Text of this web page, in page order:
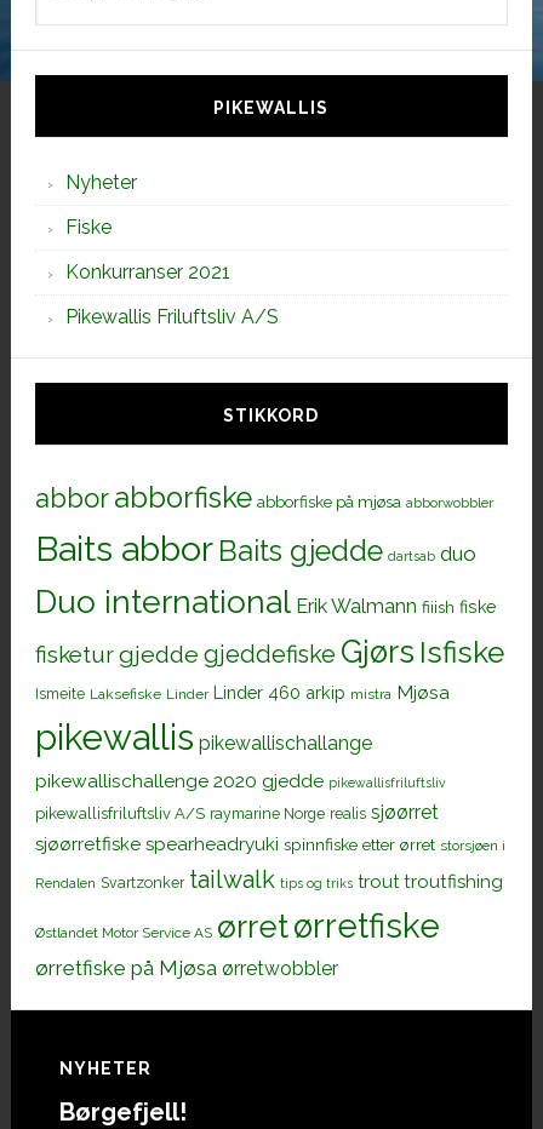
PIKEWALLIS
Nyheter
Fiske
Konkurranser 2021
Pikewallis Friluftsliv A/S
STIKKORD
abborabborfiske abborfiske på mjøsa abborwobbler
Baits abbor Baits gjedde dartsab duo
Duo international Erik Walmann fiiish fiske
fisketurgjedde gjeddefiske Gjørs Isfiske
Ismeite Laksefiske Linder Linder 460 arkip mistra Mjøsa
pikewallis pikewallischallange
pikewallischallenge 2020 gjedde pikewallisfriluftsliv
pikewallisfriluftsliv A/S raymarine Norge realis sjøørret
sjøørretfiske spearheadryuki spinnfiske etter ørret storsjøen i
Rendalen Svartzonker tailwalk tips og triks trout troutfishing
Østlandet Motor Service AS ørretørretfiske
ørretfiske på Mjøsa ørretwobbler
Footer
NYHETER
Børgefjell!